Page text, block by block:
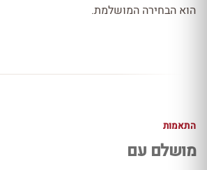
הוא הבחירה המושלמת.
התאמות
מושלם עם